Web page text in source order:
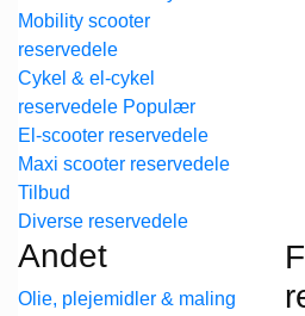
Mobility scooter
reservedele
Cykel & el-cykel
reservedele
El-scooter reservedele
Maxi scooter reservedele
Diverse reservedele
Andet
Olie, plejemidler & maling